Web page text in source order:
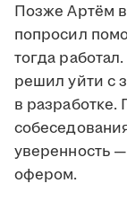
Позже Артём
попросил
тогда
решил уйти с
в разработке.
уверенность
офером.